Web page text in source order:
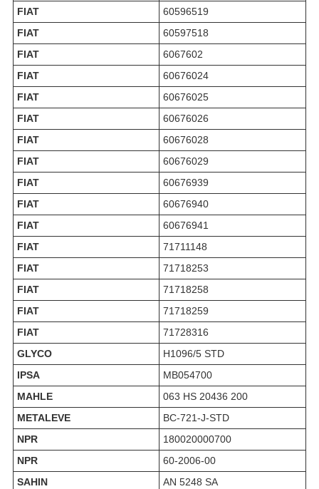
FIAT
60596519
FIAT
60597518
FIAT
6067602
FIAT
60676024
FIAT
60676025
FIAT
60676026
FIAT
60676028
FIAT
60676029
FIAT
60676939
FIAT
60676940
FIAT
60676941
FIAT
71711148
FIAT
71718253
FIAT
71718258
FIAT
71718259
FIAT
71728316
GLYCO
H1096/5 STD
IPSA
MB054700
MAHLE
063 HS 20436 200
METALEVE
BC-721-J-STD
NPR
180020000700
NPR
60-2006-00
SAHIN
AN 5248 SA